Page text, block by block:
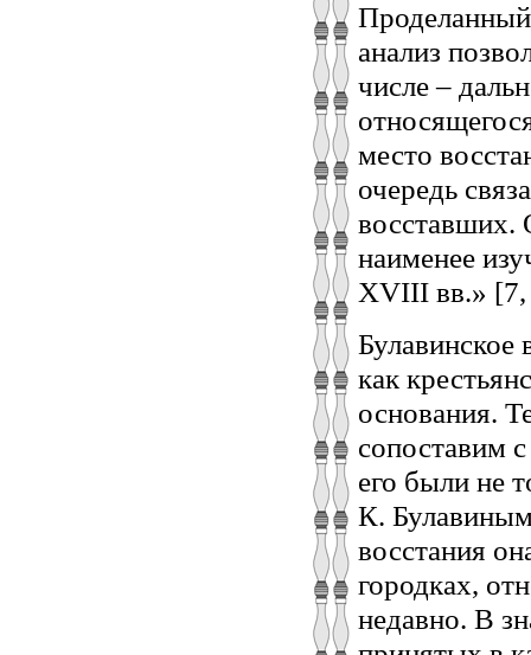
анализ
числе –
место
очередь
восставших.
наименее
XVIII вв.» [7,
Булавинское
как
основания.
сопоставим
его были не
К.
восстания
городках,
недавно. В